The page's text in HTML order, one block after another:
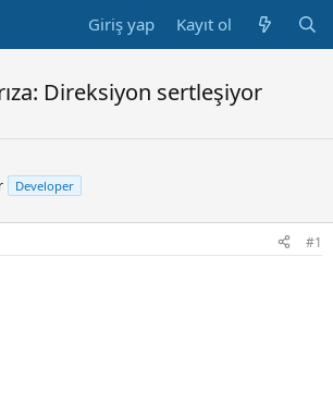
Giriş yap Kayıt ol
Direksiyon sertleşiyor
Developer
#1